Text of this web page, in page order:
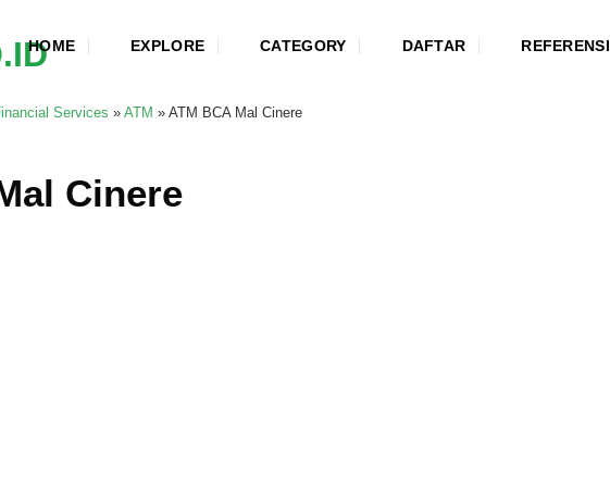
HOME EXPLORE CATEGORY DAFTAR REFERENSI
Services » ATM » ATM BCA Mal Cinere
Cinere